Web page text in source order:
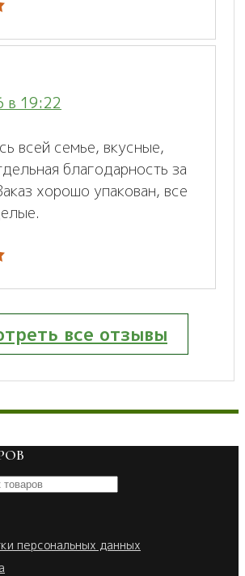
в 19:22
всей семье, вкусные,
благодарность за
хорошо упакован, все
все отзывы
персональных данных